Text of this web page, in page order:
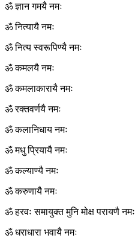
ॐ ज्ञान गमयै नमः
ॐ नित्यायै नमः
ॐ नित्य स्वरूपिण्यै नमः
ॐ कमलयै नमः
ॐ कमलाकारायै नमः
ॐ रक्तवर्णयै नमः
ॐ कलानिधाय नमः
ॐ मधु प्रियायै नमः
ॐ कल्याण्यै नमः
ॐ करुणायै नमः
ॐ हरवः समायुक्त मुनि मोक्ष परायणै नमः
ॐ धराधारा भवायै नमः